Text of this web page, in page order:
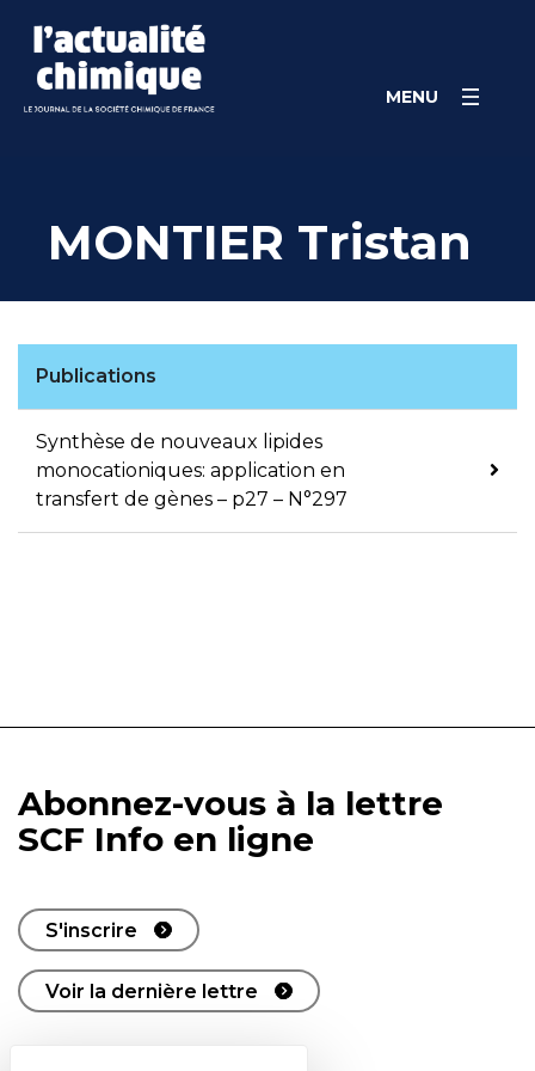
content
MENU
MONTIER Tristan
Publications
Synthèse de nouveaux lipides
monocationiques: application en
transfert de gènes – p27 – N°297
Abonnez-vous à la lettre
SCF Info en ligne
S'inscrire
Voir la dernière lettre